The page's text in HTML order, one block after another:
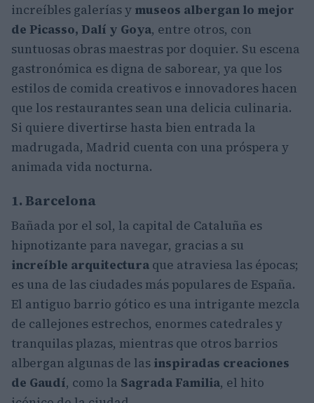
increíbles galerías y museos albergan lo mejor
de Picasso, Dalí y Goya, entre otros, con
suntuosas obras maestras por doquier. Su escena
gastronómica es digna de saborear, ya que los
estilos de comida creativos e innovadores hacen
que los restaurantes sean una delicia culinaria.
Si quiere divertirse hasta bien entrada la
madrugada, Madrid cuenta con una próspera y
animada vida nocturna.
1. Barcelona
Bañada por el sol, la capital de Cataluña es
hipnotizante para navegar, gracias a su
increíble arquitectura que atraviesa las épocas;
es una de las ciudades más populares de España.
El antiguo barrio gótico es una intrigante mezcla
de callejones estrechos, enormes catedrales y
tranquilas plazas, mientras que otros barrios
albergan algunas de las inspiradas creaciones
de Gaudí, como la Sagrada Familia, el hito